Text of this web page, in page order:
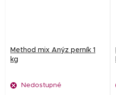
Method mix Anýz perník 1
kg
Nedostupné